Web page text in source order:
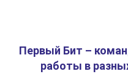
Первый Бит –
работы в